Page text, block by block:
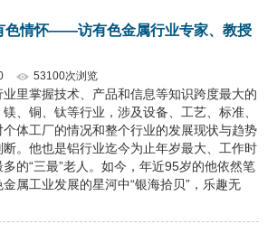
色情怀——访有色金属行业专家、教授
53100次浏览
里掌握技术、产品和信息等知识跨度最大的
、铜、钛等行业，涉及设备、工艺、标准、
体工厂的情况和整个行业的发展现状与趋势
。他也是铝行业迄今为止年岁最大、工作时
的“三最”老人。如今，年近95岁的他依然笔
属工业发展的星河中“银海拾贝”，乐趣无